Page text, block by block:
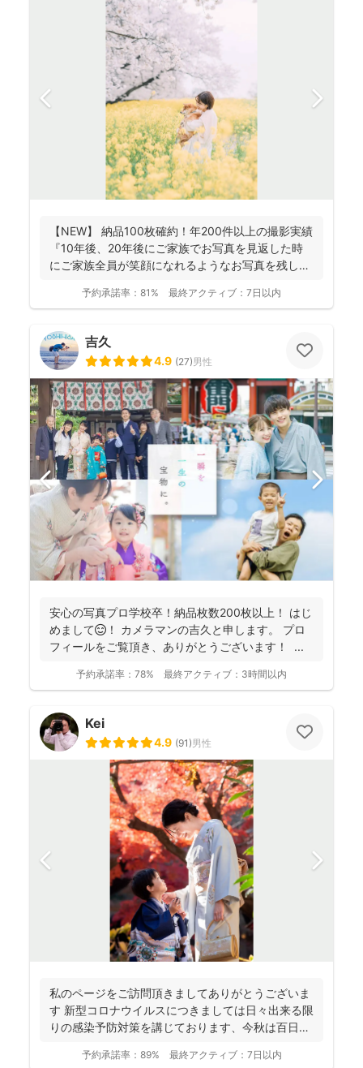
【NEW】 納品100枚確約！年200件以上の撮影実績
『10年後、20年後にご家族でお写真を見返した時
にご家族全員が笑顔になれるようなお写真を残し
予約承諾率： 81% 最終アクティブ： 7日以内
吉久
4.9 (27)男性
安心の写真プロ学校卒！納品枚数200枚以上！ はじ
めまして😊！ カメラマンの吉久と申します。 プロ
フィールをご覧頂き、ありがとうございます！ ...
予約承諾率： 78% 最終アクティブ： 3時間以内
Kei
4.9 (91)男性
私のページをご訪問頂きましてありがとうございま
す 新型コロナウイルスにつきましては日々出来る限
りの感染予防対策を講じております、今秋は百日咳
予約承諾率： 89% 最終アクティブ： 7日以内